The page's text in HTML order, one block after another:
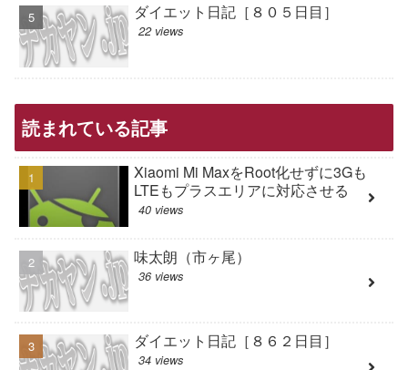
ダイエット日記［８０５日目］
22 views
読まれている記事
Xiaomi Mi MaxをRoot化せずに3Gも
LTEもプラスエリアに対応させる
40 views
味太朗（市ヶ尾）
36 views
ダイエット日記［８６２日目］
34 views